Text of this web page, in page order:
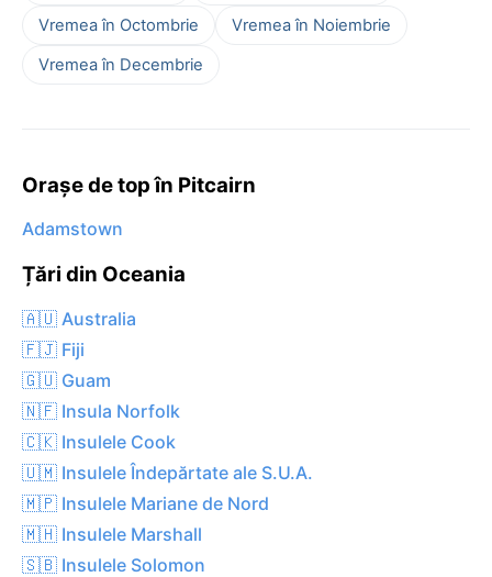
Vremea în Octombrie
Vremea în Noiembrie
Vremea în Decembrie
Orașe de top în Pitcairn
Adamstown
Țări din Oceania
🇦🇺 Australia
🇫🇯 Fiji
🇬🇺 Guam
🇳🇫 Insula Norfolk
🇨🇰 Insulele Cook
🇺🇲 Insulele Îndepărtate ale S.U.A.
🇲🇵 Insulele Mariane de Nord
🇲🇭 Insulele Marshall
🇸🇧 Insulele Solomon